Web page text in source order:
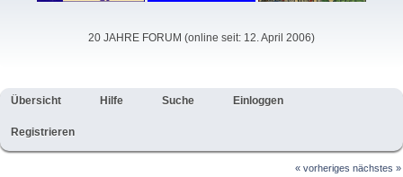
20 JAHRE FORUM (online seit: 12. April 2006)
Übersicht Hilfe Suche Einloggen
Registrieren
« vorheriges nächstes »